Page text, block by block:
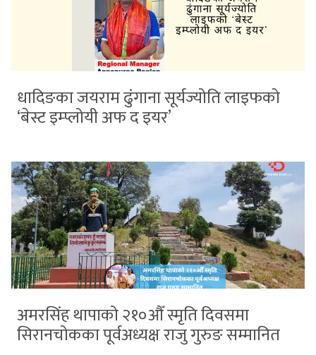
धादिङका जयराम ढुंगाना सूर्यज्योति लाइफको
‘बेस्ट इम्प्लोयी अफ द इयर’
अमरसिंह थापाको २१०औँ स्मृति दिवसमा
सिरानचोकका पूर्वअध्यक्ष राजु गुरुङ सम्मानित